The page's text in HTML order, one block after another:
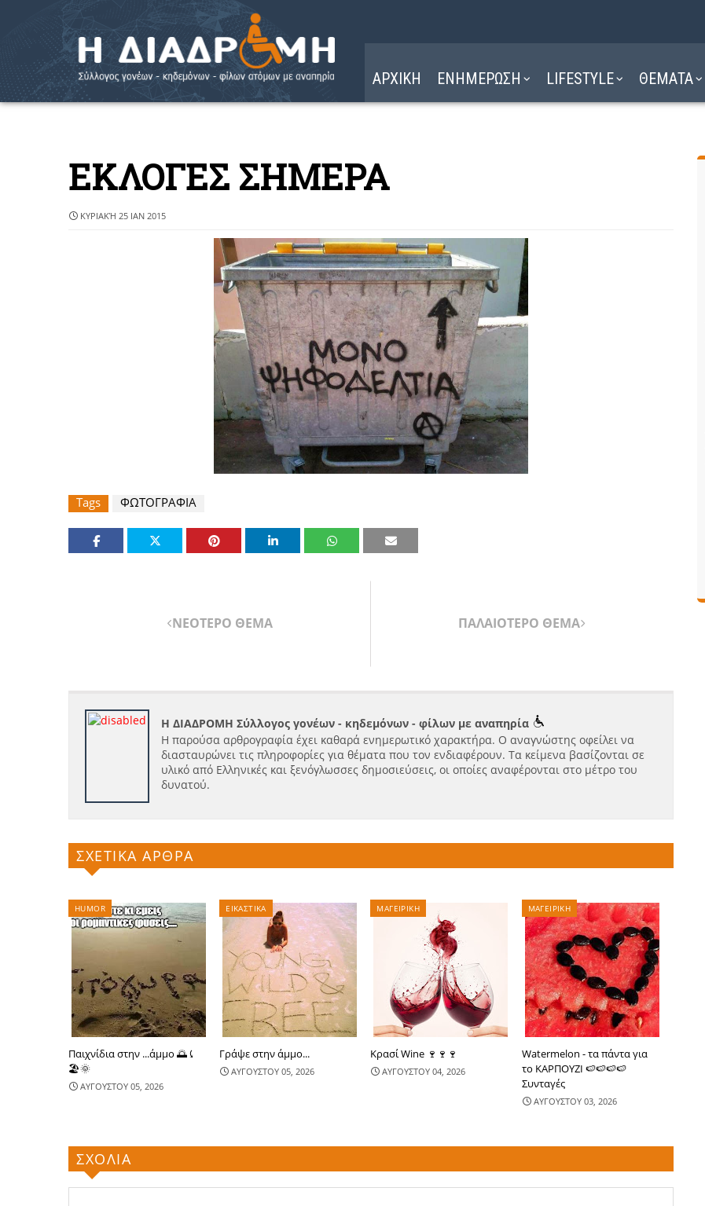
ΑΡΧΙΚΗ ΕΝΗΜΕΡΩΣΗ LIFESTYLE ΘΕΜΑΤΑ
ΕΚΛΟΓΕΣ ΣΗΜΕΡΑ
ΚΥΡΙΑΚΉ 25 ΙΑΝ 2015
Tags ΦΩΤΟΓΡΑΦΙΑ
ΝΕΟΤΕΡΟ ΘΕΜΑ ΠΑΛΑΙΟΤΕΡΟ ΘΕΜΑ
Η ΔΙΑΔΡΟΜΗ Σύλλογος γονέων - κηδεμόνων - φίλων με αναπηρία
Η παρούσα αρθρογραφία έχει καθαρά ενημερωτικό χαρακτήρα. Ο αναγνώστης οφείλει να
διασταυρώνει τις πληροφορίες για θέματα που τον ενδιαφέρουν. Τα κείμενα βασίζονται σε
υλικό από Ελληνικές και ξενόγλωσσες δημοσιεύσεις, οι οποίες αναφέρονται στο μέτρο του
δυνατού.
ΣΧΕΤΙΚΑ ΑΡΘΡΑ
HUMOR
Παιχνίδια στην ...άμμο 🌅⤹
🏖🌞
ΑΥΓΟΥΣΤΟΥ 05, 2026
ΕΙΚΑΣΤΙΚΑ
Γράψε στην άμμο...
ΑΥΓΟΥΣΤΟΥ 05, 2026
ΜΑΓΕΙΡΙΚΗ
Κρασί Wine 🍷🍷🍷
ΑΥΓΟΥΣΤΟΥ 04, 2026
ΜΑΓΕΙΡΙΚΗ
Watermelon - τα πάντα για
το ΚΑΡΠΟΥΖΙ 🍉🍉🍉🍉
Συνταγές
ΑΥΓΟΥΣΤΟΥ 03, 2026
ΣΧΟΛΙΑ